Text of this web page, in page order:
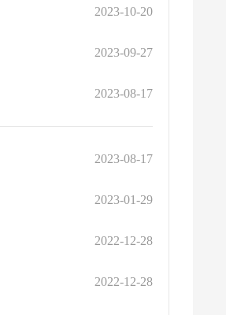
2023-10-20
2023-09-27
2023-08-17
2023-08-17
2023-01-29
2022-12-28
2022-12-28